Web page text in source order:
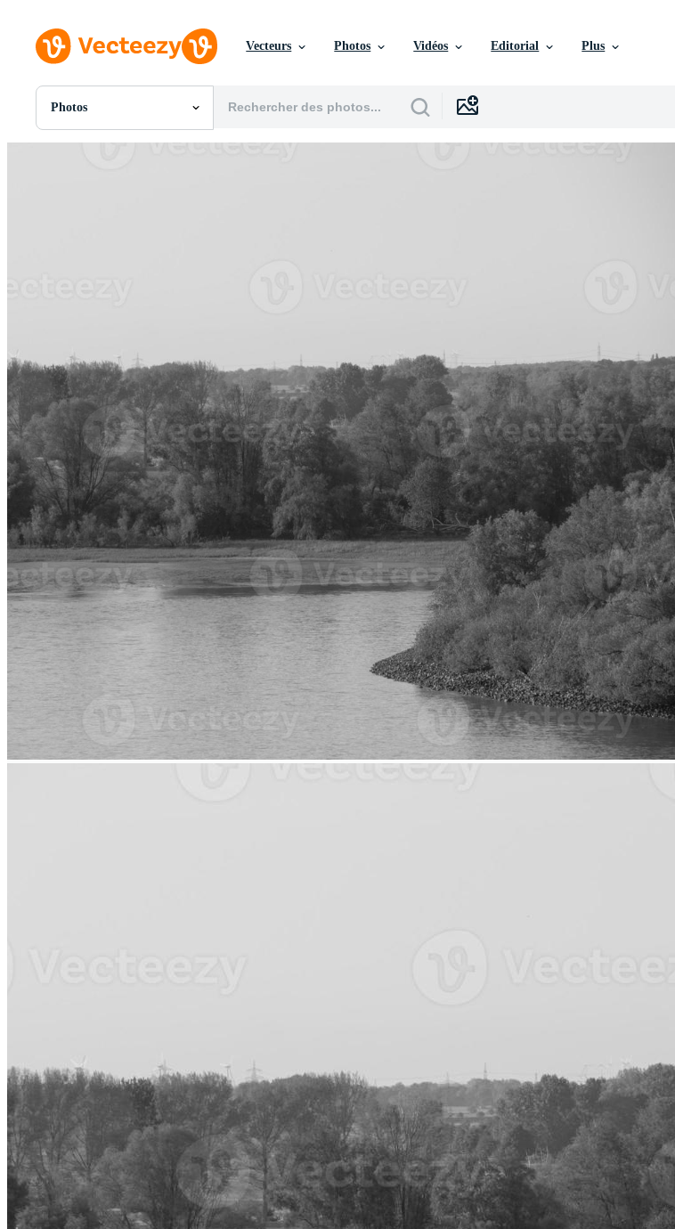
Vecteurs Photos Vidéos Editorial Plus
Photos
Toutes Images